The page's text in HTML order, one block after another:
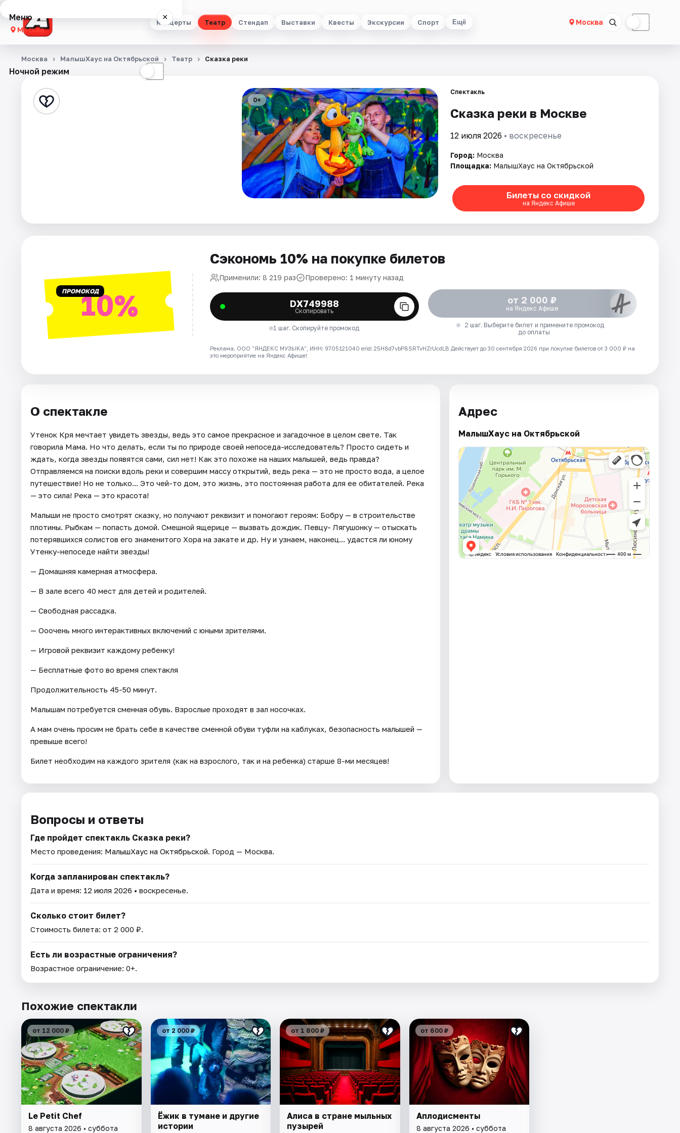
Концерты Театр Стендап Выставки Квесты Экскурсии Спорт Ещё Москва ☾
Меню ×
Москва
Концерты
Стендап
Площадки
Артисты
Рейтинги
Ночной режим ☾
Москва МалышХаус на Октябрьской Театр Сказка реки
0+
Спектакль
Сказка реки в Москве
12 июля 2026 • воскресенье
Город: Москва
Площадка: МалышХаус на Октябрьской
Билеты со скидкой
на Яндекс Афише
ПРОМОКОД10%
Сэкономь 10% на покупке билетов
Применили: 8 219 раз Проверено: 1 минуту назад
DX749988
Скопировать
1 шаг. Скопируйте промокод
от 2 000 ₽
на Яндекс Афише
2 шаг. Выберите билет и примените промокод
до оплаты
Реклама. ООО "ЯНДЕКС МУЗЫКА", ИНН: 9705121040 erid: 25H8d7vbP8SRTvHZrUcdLB Действует до 30 сентября 2026 при покупке билетов от 3 000 ₽ на
это мероприятие на Яндекс Афише!
О спектакле
Утенок Кря мечтает увидеть звезды, ведь это самое прекрасное и загадочное в целом свете. Так
говорила Мама. Но что делать, если ты по природе своей непоседа-исследователь? Просто сидеть и
ждать, когда звезды появятся сами, сил нет! Как это похоже на наших малышей, ведь правда?
Отправляемся на поиски вдоль реки и совершим массу открытий, ведь река — это не просто вода, а целое
путешествие! Но не только... Это чей-то дом, это жизнь, это постоянная работа для ее обитателей. Река
— это сила! Река — это красота!
Малыши не просто смотрят сказку, но получают реквизит и помогают героям: Бобру — в строительстве
плотины. Рыбкам — попасть домой. Смешной ящерице — вызвать дождик. Певцу- Лягушонку — отыскать
потерявшихся солистов его знаменитого Хора на закате и др. Ну и узнаем, наконец... удастся ли юному
Утенку-непоседе найти звезды!
— Домашняя камерная атмосфера.
— В зале всего 40 мест для детей и родителей.
— Свободная рассадка.
— Ооочень много интерактивных включений с юными зрителями.
— Игровой реквизит каждому ребенку!
— Бесплатные фото во время спектакля
Продолжительность 45-50 минут.
Малышам потребуется сменная обувь. Взрослые проходят в зал носочках.
А мам очень просим не брать себе в качестве сменной обуви туфли на каблуках, безопасность малышей —
превыше всего!
Билет необходим на каждого зрителя (как на взрослого, так и на ребенка) старше 8-ми месяцев!
Адрес
МалышХаус на Октябрьской
Вопросы и ответы
Где пройдет спектакль Сказка реки?
Место проведения: МалышХаус на Октябрьской. Город — Москва.
Когда запланирован спектакль?
Дата и время: 12 июля 2026 • воскресенье.
Сколько стоит билет?
Стоимость билета: от 2 000 ₽.
Есть ли возрастные ограничения?
Возрастное ограничение: 0+.
Похожие спектакли
от 12 000 ₽
Le Petit Chef
8 августа 2026 • суббота
от 2 000 ₽
Ёжик в тумане и другие
истории
от 1 800 ₽
Алиса в стране мыльных
пузырей
от 600 ₽
Аплодисменты
8 августа 2026 • суббота